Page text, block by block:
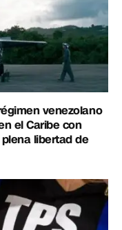
venezolano
el Caribe con
libertad de